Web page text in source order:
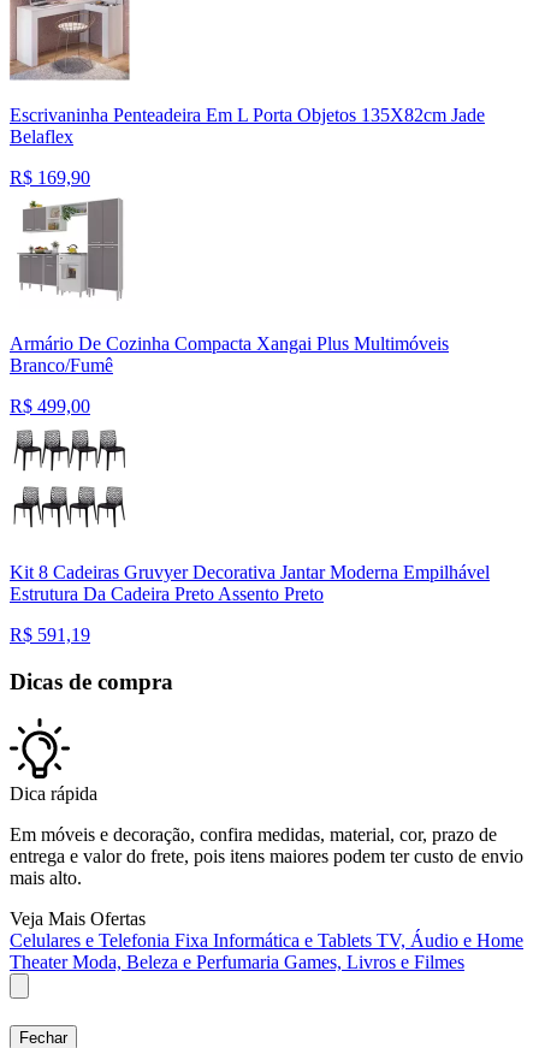
Escrivaninha Penteadeira Em L Porta Objetos 135X82cm Jade
Belaflex
R$ 169,90
Armário De Cozinha Compacta Xangai Plus Multimóveis
Branco/Fumê
R$ 499,00
Kit 8 Cadeiras Gruvyer Decorativa Jantar Moderna Empilhável
Estrutura Da Cadeira Preto Assento Preto
R$ 591,19
Dicas de compra
Dica rápida
Em móveis e decoração, confira medidas, material, cor, prazo de
entrega e valor do frete, pois itens maiores podem ter custo de envio
mais alto.
Veja Mais Ofertas
Celulares e Telefonia Fixa Informática e Tablets TV, Áudio e Home
TheaterModa, Beleza e Perfumaria Games, Livros e Filmes
Fechar